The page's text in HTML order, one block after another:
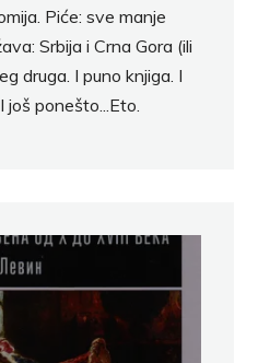
Piće: sve manje
Srbija i Crna Gora (ili
druga. I puno knjiga. I
još ponešto...Eto.